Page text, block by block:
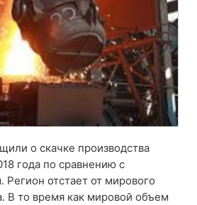
о скачке производства
года по сравнению с
отстает от мирового
В то время как мировой объем